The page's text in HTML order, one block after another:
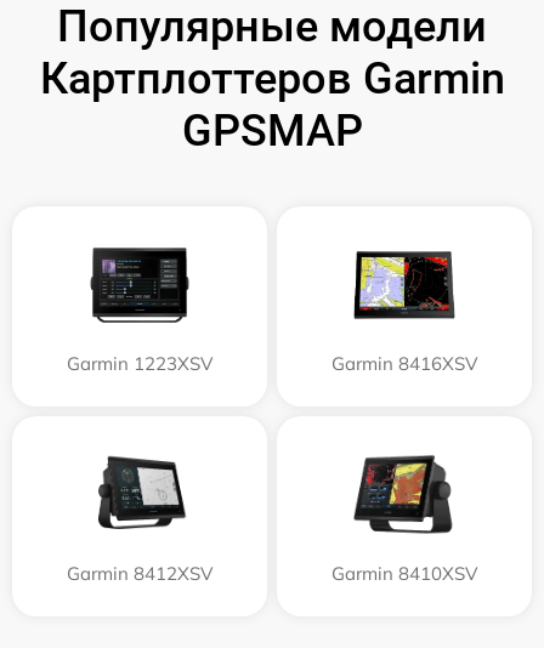
Популярные модели
Картплоттеров Garmin
GPSMAP
Garmin 1223XSV Garmin 8416XSV
Garmin 8412XSV Garmin 8410XSV